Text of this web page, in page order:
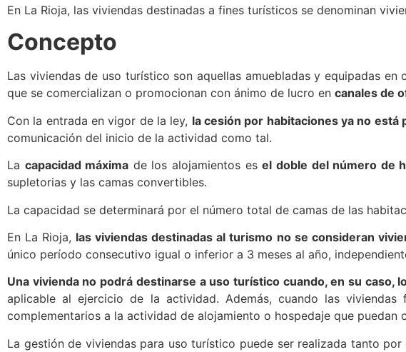
En La Rioja, las viviendas destinadas a fines turísticos se denominan
Concepto
Las viviendas de uso turístico son aquellas amuebladas y equipadas
que se comercializan o promocionan con ánimo de lucro en canales de
Con la entrada en vigor de la ley, la cesión por habitaciones ya no está
comunicación del inicio de la actividad como tal.
La capacidad máxima de los alojamientos esel doble del número de
supletorias y las camas convertibles.
La capacidad se determinará por el número total de camas de las
En La Rioja, las viviendas destinadas al turismo no se consideran
único período consecutivo igual o inferior a 3 meses al año,
Una vivienda no podrá destinarse a uso turístico cuando, en su
aplicable al ejercicio de la actividad. Además, cuando las
complementarios a la actividad de alojamiento o hospedaje que puedan
La gestión de viviendas para uso turístico puede ser realizada tanto por